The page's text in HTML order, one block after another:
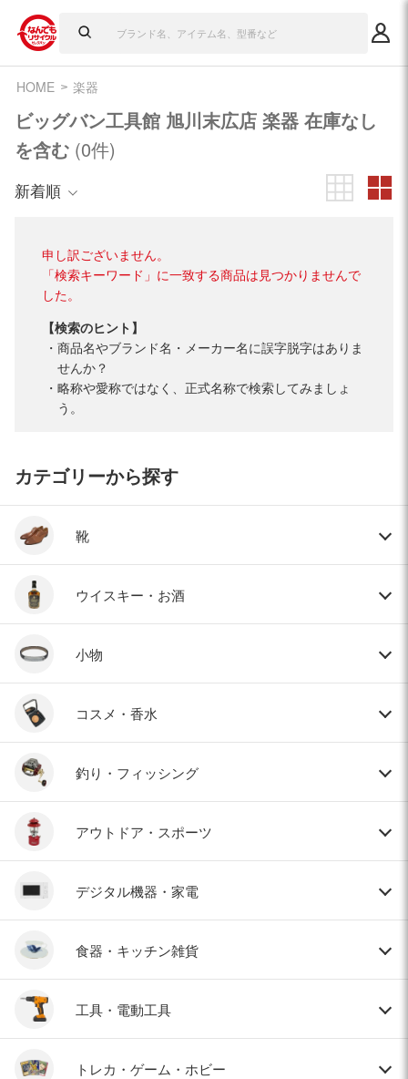
HOME 楽器
ビッグバン工具館 旭川末広店 楽器 在庫なし
を含む (0件)
新着順
申し訳ございません。
「検索キーワード」に一致する商品は見つかりませんで
した。
【検索のヒント】
商品名やブランド名・メーカー名に誤字脱字はありま
せんか？
略称や愛称ではなく、正式名称で検索してみましょ
う。
カテゴリーから探す
靴
ウイスキー・お酒
小物
コスメ・香水
釣り・フィッシング
アウトドア・スポーツ
デジタル機器・家電
食器・キッチン雑貨
工具・電動工具
トレカ・ゲーム・ホビー